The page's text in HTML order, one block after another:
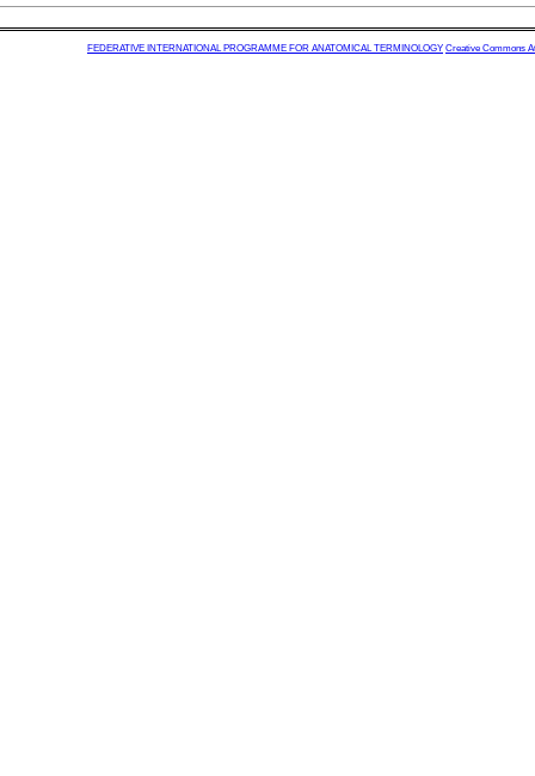
FEDERATIVE INTERNATIONAL PROGRAMME FOR ANATOMICAL TERMINOLOGY Creative Commons